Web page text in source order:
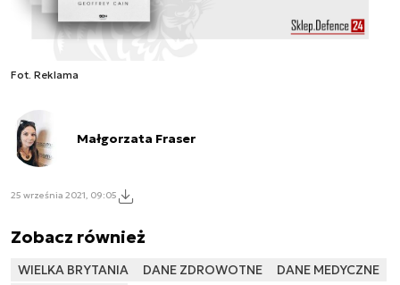
Fot. Reklama
Małgorzata Fraser
25 września 2021, 09:05
Zobacz również
WIELKA BRYTANIA DANE ZDROWOTNE
DANE MEDYCZNE